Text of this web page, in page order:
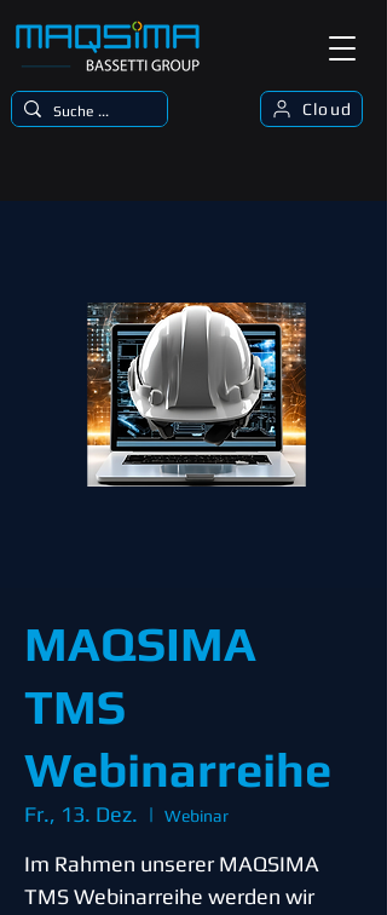
Cloud
MAQSIMA
TMS
Webinarreihe
Fr., 13. Dez.
  |
Webinar
Im Rahmen unserer MAQSIMA
TMS Webinarreihe werden wir